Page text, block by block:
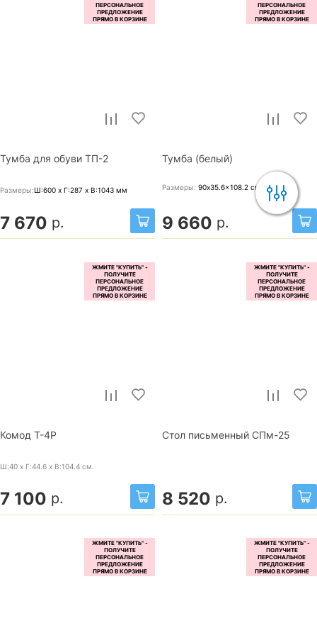
Тумба для обуви ТП-2
Размеры:Ш:600 x Г:287 x В:1043 мм
7 670 р.
Тумба (белый)
Размеры: 90x35.6x108.2 см
9 660 р.
Комод Т-4Р
Ш:40 x Г:44.6 x В:104.4 см.
7 100 р.
Стол письменный СПм-25
8 520 р.